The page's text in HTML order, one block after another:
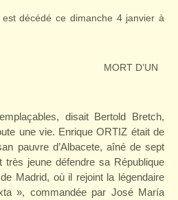
décédé ce dimanche 4 janvier à
D’UN
disait Bertold Bretch,
une vie. Enrique ORTIZ était de
pauvre d’Albacete, aîné de sept
jeune défendre sa République
Madrid, où il rejoint la légendaire
», commandée par José María